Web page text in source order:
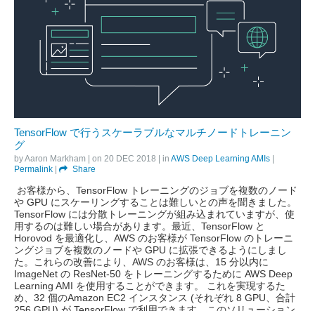
TensorFlow で行うスケーラブルなマルチノードトレーニン
グ
byAaron Markham | on 20 DEC 2018 | in AWS Deep Learning AMIs
Permalink
Share
お客様から、TensorFlow トレーニングのジョブを複数のノード
や GPU にスケーリングすることは難しいとの声を聞きました。
TensorFlow には分散トレーニングが組み込まれていますが、使
用するのは難しい場合があります。最近、TensorFlow と
Horovod を最適化し、AWS のお客様が TensorFlow のトレーニ
ングジョブを複数のノードや GPU に拡張できるようにしまし
た。これらの改善により、AWS のお客様は、15 分以内に
ImageNet の ResNet-50 をトレーニングするために AWS Deep
Learning AMI を使用することができます。 これを実現するた
め、32 個のAmazon EC2 インスタンス (それぞれ 8 GPU、合計